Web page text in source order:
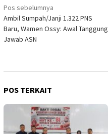
Navigasi
pos
Pos sebelumnya
Ambil Sumpah/Janji 1.322 PNS
Baru, Wamen Ossy: Awal Tanggung
Jawab ASN
POS TERKAIT